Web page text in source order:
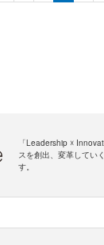
「Leadership ☓
スを創出、変革してい
す。